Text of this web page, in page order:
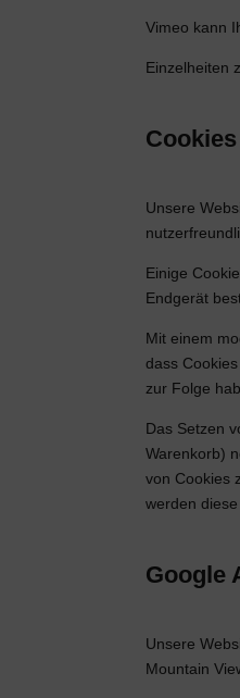
Vimeo kann
Einzelheiten
Cookies
Unsere
Einige
Endgerät
Mit einem
dass
zur Folge
Das Setzen
Warenkorb)
von Cookies
werden
Google
Unsere
Mountain